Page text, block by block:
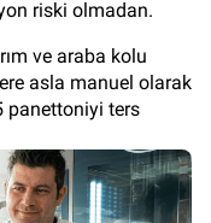
riski olmadan.
ve araba kolu
asla manuel olarak
panettoniyi ters